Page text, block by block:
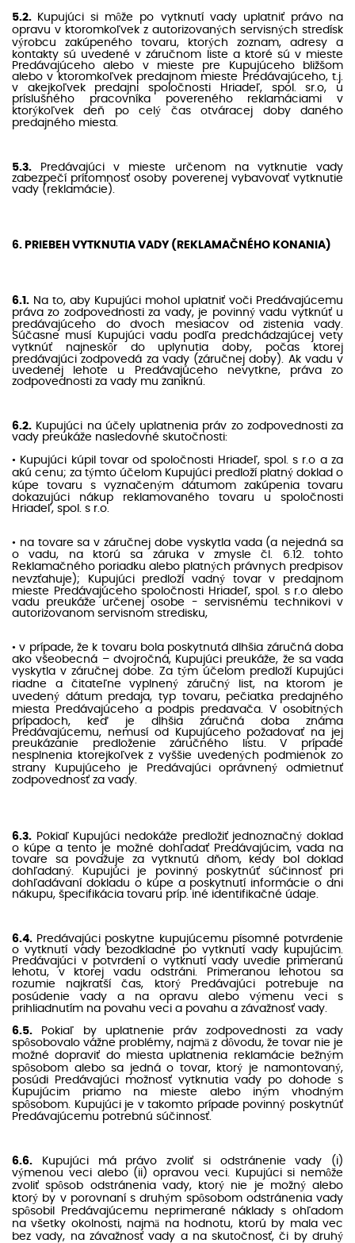
5.2.
Kupujúci si môže po vytknutí vady uplatniť právo na
opravu v ktoromkoľvek z autorizovaných servisných stredísk
výrobcu zakúpeného tovaru, ktorých zoznam, adresy a
kontakty sú uvedené v záručnom liste a ktoré sú v mieste
Predávajúceho alebo v mieste pre Kupujúceho bližšom
alebo v ktoromkoľvek predajnom mieste Predávajúceho, t.j.
v akejkoľvek predajni spoločnosti Hriadeľ, spol. sr.o, u
príslušného pracovníka povereného reklamáciami v
ktorýkoľvek deň po celý čas otváracej doby daného
predajného miesta.
5.3. Predávajúci v mieste určenom na vytknutie vady
zabezpečí prítomnosť osoby poverenej vybavovať vytknutie
vady (reklamácie).
6. PRIEBEH VYTKNUTIA VADY (REKLAMAČNÉHO KONANIA)
6.1. Na to, aby Kupujúci mohol uplatniť voči Predávajúcemu
práva zo zodpovednosti za vady, je povinný vadu vytknúť u
predávajúceho do dvoch mesiacov od zistenia vady.
Súčasne musí Kupujúci vadu podľa predchádzajúcej vety
vytknúť najneskôr do uplynutia doby, počas ktorej
predávajúci zodpovedá za vady (záručnej doby). Ak vadu v
uvedenej lehote u Predávajúceho nevytkne, práva zo
zodpovednosti za vady mu zaniknú.
6.2. Kupujúci na účely uplatnenia práv zo zodpovednosti za
vady preukáže nasledovné skutočnosti:
• Kupujúci kúpil tovar od spoločnosti Hriadeľ, spol. s r.o a za
akú cenu; za týmto účelom Kupujúci predloží platný doklad o
kúpe tovaru s vyznačeným dátumom zakúpenia tovaru
dokazujúci nákup reklamovaného tovaru u spoločnosti
Hriadeľ, spol. s r.o.
• na tovare sa v záručnej dobe vyskytla vada (a nejedná sa
o vadu, na ktorú sa záruka v zmysle čl. 6.12. tohto
Reklamačného poriadku alebo platných právnych predpisov
nevzťahuje); Kupujúci predloží vadný tovar v predajnom
mieste Predávajúceho spoločnosti Hriadeľ, spol. s r.o alebo
vadu preukáže určenej osobe - servisnému technikovi v
autorizovanom servisnom stredisku,
• v prípade, že k tovaru bola poskytnutá dlhšia záručná doba
ako všeobecná – dvojročná, Kupujúci preukáže, že sa vada
vyskytla v záručnej dobe. Za tým účelom predloží Kupujúci
riadne a čitateľne vyplnený záručný list, na ktorom je
uvedený dátum predaja, typ tovaru, pečiatka predajného
miesta Predávajúceho a podpis predavača. V osobitných
prípadoch, keď je dlhšia záručná doba známa
Predávajúcemu, nemusí od Kupujúceho požadovať na jej
preukázanie predloženie záručného listu. V prípade
nesplnenia ktorejkoľvek z vyššie uvedených podmienok zo
strany Kupujúceho je Predávajúci oprávnený odmietnuť
zodpovednosť za vady.
6.3. Pokiaľ Kupujúci nedokáže predložiť jednoznačný doklad
o kúpe a tento je možné dohľadať Predávajúcim, vada na
tovare sa považuje za vytknutú dňom, kedy bol doklad
dohľadaný. Kupujúci je povinný poskytnúť súčinnosť pri
dohľadávaní dokladu o kúpe a poskytnutí informácie o dni
nákupu, špecifikácia tovaru príp. iné identifikačné údaje.
6.4. Predávajúci poskytne kupujúcemu písomné potvrdenie
o vytknutí vady bezodkladne po vytknutí vady kupujúcim.
Predávajúci v potvrdení o vytknutí vady uvedie primeranú
lehotu, v ktorej vadu odstráni. Primeranou lehotou sa
rozumie najkratší čas, ktorý Predávajúci potrebuje na
posúdenie vady a na opravu alebo výmenu veci s
prihliadnutím na povahu veci a povahu a závažnosť vady.
6.5. Pokiaľ by uplatnenie práv zodpovednosti za vady
spôsobovalo vážne problémy, najmä z dôvodu, že tovar nie je
možné dopraviť do miesta uplatnenia reklamácie bežným
spôsobom alebo sa jedná o tovar, ktorý je namontovaný,
posúdi Predávajúci možnosť vytknutia vady po dohode s
Kupujúcim priamo na mieste alebo iným vhodným
spôsobom. Kupujúci je v takomto prípade povinný poskytnúť
Predávajúcemu potrebnú súčinnosť.
6.6. Kupujúci má právo zvoliť si odstránenie vady (i)
výmenou veci alebo (ii) opravou veci. Kupujúci si nemôže
zvoliť spôsob odstránenia vady, ktorý nie je možný alebo
ktorý by v porovnaní s druhým spôsobom odstránenia vady
spôsobil Predávajúcemu neprimerané náklady s ohľadom
na všetky okolnosti, najmä na hodnotu, ktorú by mala vec
bez vady, na závažnosť vady a na skutočnosť, či by druhý